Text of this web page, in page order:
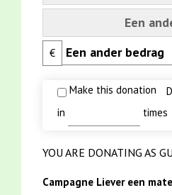
Een
€
Make this donation
in
times
YOU ARE DONATING AS
Campagne Liever een